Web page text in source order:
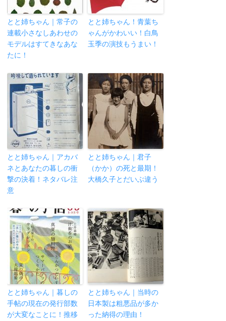
とと姉ちゃん｜常子の
連載小さなしあわせの
モデルはすてきなあな
たに！
とと姉ちゃん！青葉ち
ゃんがかわいい！白鳥
玉季の演技もうまい！
とと姉ちゃん｜アカバ
ネとあなたの暮しの衝
撃の決着！ネタバレ注
意
とと姉ちゃん｜君子
（かか）の死と最期！
大橋久子とだいぶ違う
とと姉ちゃん｜暮しの
手帖の現在の発行部数
が大変なことに！推移
とと姉ちゃん｜当時の
日本製は粗悪品が多か
った納得の理由！